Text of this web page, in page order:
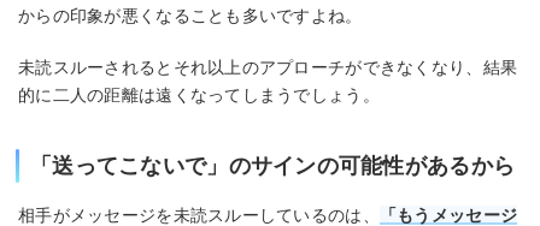
からの印象が悪くなることも多いですよね。
未読スルーされるとそれ以上のアプローチができなくなり、結果
的に二人の距離は遠くなってしまうでしょう。
「送ってこないで」のサインの可能性があるから
相手がメッセージを未読スルーしているのは、
「もうメッセージ